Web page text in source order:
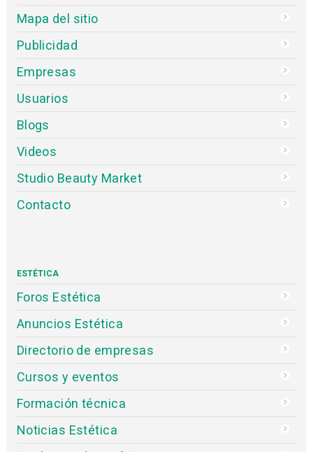
Mapa del sitio
Publicidad
Empresas
Usuarios
Blogs
Videos
Studio Beauty Market
Contacto
ESTÉTICA
Foros Estética
Anuncios Estética
Directorio de empresas
Cursos y eventos
Formación técnica
Noticias Estética